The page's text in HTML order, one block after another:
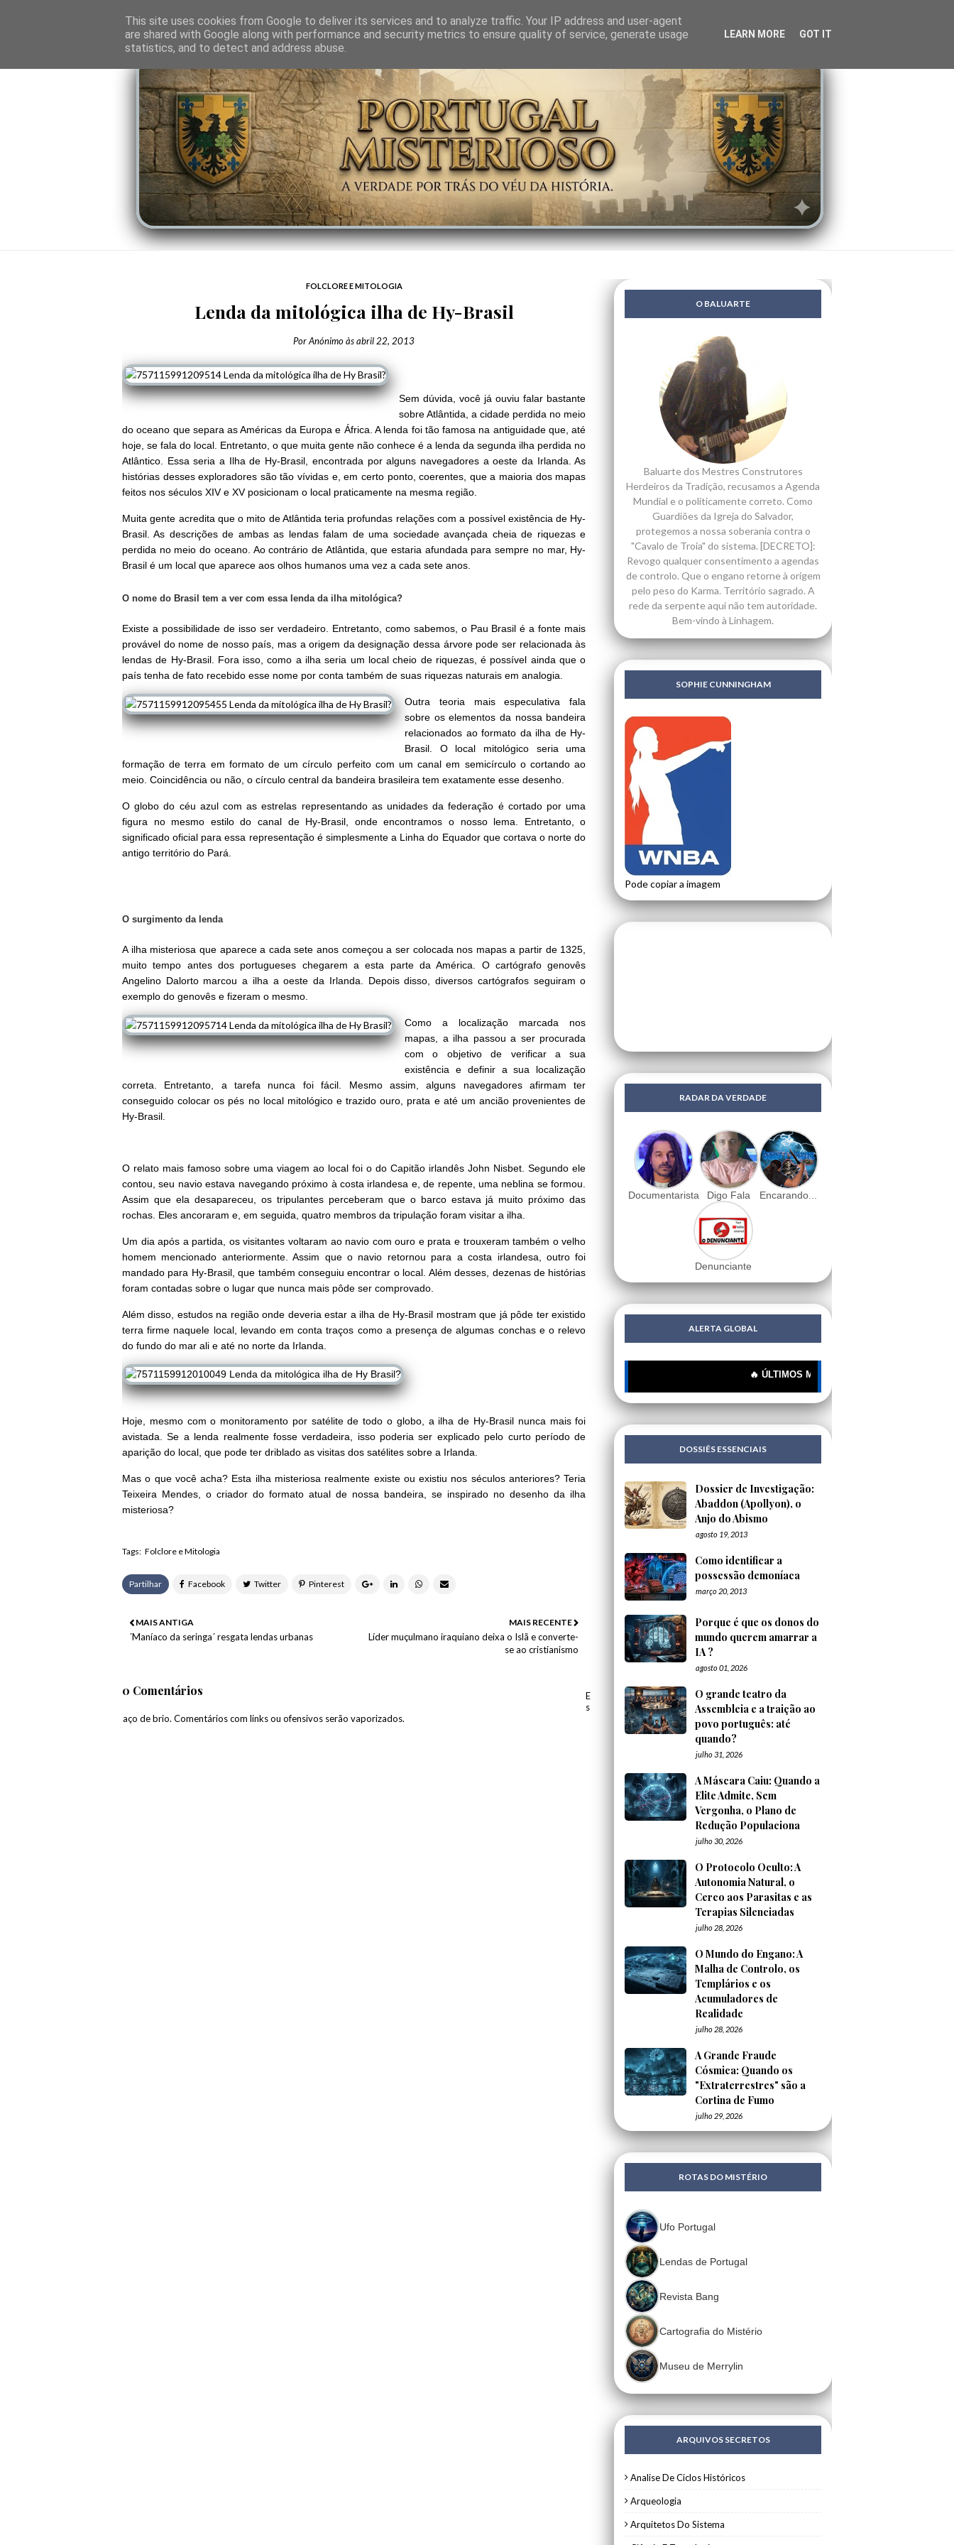
O PORTAL SOMBRAS DO PODER LINHAGEM SABEDORIA CIÊNCIA DO INVISÍVEL CONTRA-PODER ANJOS LENDAS
FOLCLORE E MITOLOGIA
Lenda da mitológica ilha de Hy-Brasil
PorAnónimoàsabril 22, 2013
Sem dúvida, você já ouviu falar bastante
sobre Atlântida, a cidade perdida no meio
do oceano que separa as Américas da Europa e África. A lenda foi tão famosa na antiguidade que, até
hoje, se fala do local. Entretanto, o que muita gente não conhece é a lenda da segunda ilha perdida no
Atlântico. Essa seria a Ilha de Hy-Brasil, encontrada por alguns navegadores a oeste da Irlanda. As
histórias desses exploradores são tão vívidas e, em certo ponto, coerentes, que a maioria dos mapas
feitos nos séculos XIV e XV posicionam o local praticamente na mesma região.
Muita gente acredita que o mito de Atlântida teria profundas relações com a possível existência de Hy-
Brasil. As descrições de ambas as lendas falam de uma sociedade avançada cheia de riquezas e
perdida no meio do oceano. Ao contrário de Atlântida, que estaria afundada para sempre no mar, Hy-
Brasil é um local que aparece aos olhos humanos uma vez a cada sete anos.
O nome do Brasil tem a ver com essa lenda da ilha mitológica?
Existe a possibilidade de isso ser verdadeiro. Entretanto, como sabemos, o Pau Brasil é a fonte mais
provável do nome de nosso país, mas a origem da designação dessa árvore pode ser relacionada às
lendas de Hy-Brasil. Fora isso, como a ilha seria um local cheio de riquezas, é possível ainda que o
país tenha de fato recebido esse nome por conta também de suas riquezas naturais em analogia.
Outra teoria mais especulativa fala
sobre os elementos da nossa bandeira
relacionados ao formato da ilha de Hy-
Brasil. O local mitológico seria uma
formação de terra em formato de um círculo perfeito com um canal em semicírculo o cortando ao
meio. Coincidência ou não, o círculo central da bandeira brasileira tem exatamente esse desenho.
O globo do céu azul com as estrelas representando as unidades da federação é cortado por uma
figura no mesmo estilo do canal de Hy-Brasil, onde encontramos o nosso lema. Entretanto, o
significado oficial para essa representação é simplesmente a Linha do Equador que cortava o norte do
antigo território do Pará.
O surgimento da lenda
A ilha misteriosa que aparece a cada sete anos começou a ser colocada nos mapas a partir de 1325,
muito tempo antes dos portugueses chegarem a esta parte da América. O cartógrafo genovês
Angelino Dalorto marcou a ilha a oeste da Irlanda. Depois disso, diversos cartógrafos seguiram o
exemplo do genovês e fizeram o mesmo.
Como a localização marcada nos
mapas, a ilha passou a ser procurada
com o objetivo de verificar a sua
existência e definir a sua localização
correta. Entretanto, a tarefa nunca foi fácil. Mesmo assim, alguns navegadores afirmam ter
conseguido colocar os pés no local mitológico e trazido ouro, prata e até um ancião provenientes de
Hy-Brasil.
O relato mais famoso sobre uma viagem ao local foi o do Capitão irlandês John Nisbet. Segundo ele
contou, seu navio estava navegando próximo à costa irlandesa e, de repente, uma neblina se formou.
Assim que ela desapareceu, os tripulantes perceberam que o barco estava já muito próximo das
rochas. Eles ancoraram e, em seguida, quatro membros da tripulação foram visitar a ilha.
Um dia após a partida, os visitantes voltaram ao navio com ouro e prata e trouxeram também o velho
homem mencionado anteriormente. Assim que o navio retornou para a costa irlandesa, outro foi
mandado para Hy-Brasil, que também conseguiu encontrar o local. Além desses, dezenas de histórias
foram contadas sobre o lugar que nunca mais pôde ser comprovado.
Além disso, estudos na região onde deveria estar a ilha de Hy-Brasil mostram que já pôde ter existido
terra firme naquele local, levando em conta traços como a presença de algumas conchas e o relevo
do fundo do mar ali e até no norte da Irlanda.
Hoje, mesmo com o monitoramento por satélite de todo o globo, a ilha de Hy-Brasil nunca mais foi
avistada. Se a lenda realmente fosse verdadeira, isso poderia ser explicado pelo curto período de
aparição do local, que pode ter driblado as visitas dos satélites sobre a Irlanda.
Mas o que você acha? Esta ilha misteriosa realmente existe ou existiu nos séculos anteriores? Teria
Teixeira Mendes, o criador do formato atual de nossa bandeira, se inspirado no desenho da ilha
misteriosa?
Tags: Folclore e Mitologia
Partilhar
MAIS RECENTE
Líder muçulmano iraquiano deixa o Islã e converte-
se ao cristianismo
MAIS ANTIGA
´Maníaco da seringa´ resgata lendas urbanas
0 Comentários
E
s
paço de brio. Comentários com links ou ofensivos serão vaporizados.
O BALUARTE
Baluarte dos Mestres Construtores
Herdeiros da Tradição, recusamos a Agenda
Mundial e o politicamente correto. Como
Guardiões da Igreja do Salvador,
protegemos a nossa soberania contra o
"Cavalo de Troia" do sistema. [DECRETO]:
Revogo qualquer consentimento a agendas
de controlo. Que o engano retorne à origem
pelo peso do Karma. Território sagrado. A
rede da serpente aqui não tem autoridade.
Bem-vindo à Linhagem.
SOPHIE CUNNINGHAM
Pode copiar a imagem
RADAR DA VERDADE
Documentarista Digo Fala Encarando...
Denunciante
ALERTA GLOBAL
🔥 ÚLTIMOS MISTÉRIOS: 🔍 Portugueses: A
DOSSIÊS ESSENCIAIS
Dossier de Investigação:
Abaddon (Apollyon), o
Anjo do Abismo
agosto 19, 2013
Como identificar a
possessão demoníaca
março 20, 2013
Porque é que os donos do
mundo querem amarrar a
IA ?
agosto 01, 2026
O grande teatro da
Assembleia e a traição ao
povo português: até
quando?
julho 31, 2026
A Máscara Caiu: Quando a
Elite Admite, Sem
Vergonha, o Plano de
Redução Populaciona
julho 30, 2026
O Protocolo Oculto: A
Autonomia Natural, o
Cerco aos Parasitas e as
Terapias Silenciadas
julho 28, 2026
O Mundo do Engano: A
Malha de Controlo, os
Templários e os
Acumuladores de
Realidade
julho 28, 2026
A Grande Fraude
Cósmica: Quando os
"Extraterrestres" são a
Cortina de Fumo
julho 29, 2026
ROTAS DO MISTÉRIO
Ufo Portugal
Lendas de Portugal
Revista Bang
Cartografia do Mistério
Museu de Merrylin
ARQUIVOS SECRETOS
Analise De Ciclos Históricos
Arqueologia
Arquitetos Do Sistema
This site uses cookies from Google to deliver its services and to analyze traffic. Your IP address and user-agent
are shared with Google along with performance and security metrics to ensure quality of service, generate usage
statistics, and to detect and address abuse.
LEARN MORE GOT IT